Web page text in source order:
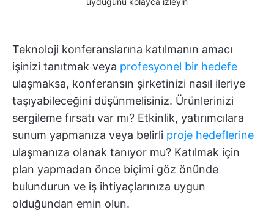
Teknoloji konferanslarına katılmanın amacı
işinizi tanıtmak veya profesyonel bir hedefe
ulaşmaksa, konferansın şirketinizi nasıl ileriye
taşıyabileceğini düşünmelisiniz. Ürünlerinizi
sergileme fırsatı var mı? Etkinlik, yatırımcılara
sunum yapmanıza veya belirli proje hedeflerine
ulaşmanıza olanak tanıyor mu? Katılmak için
plan yapmadan önce biçimi göz önünde
bulundurun ve iş ihtiyaçlarınıza uygun
olduğundan emin olun.